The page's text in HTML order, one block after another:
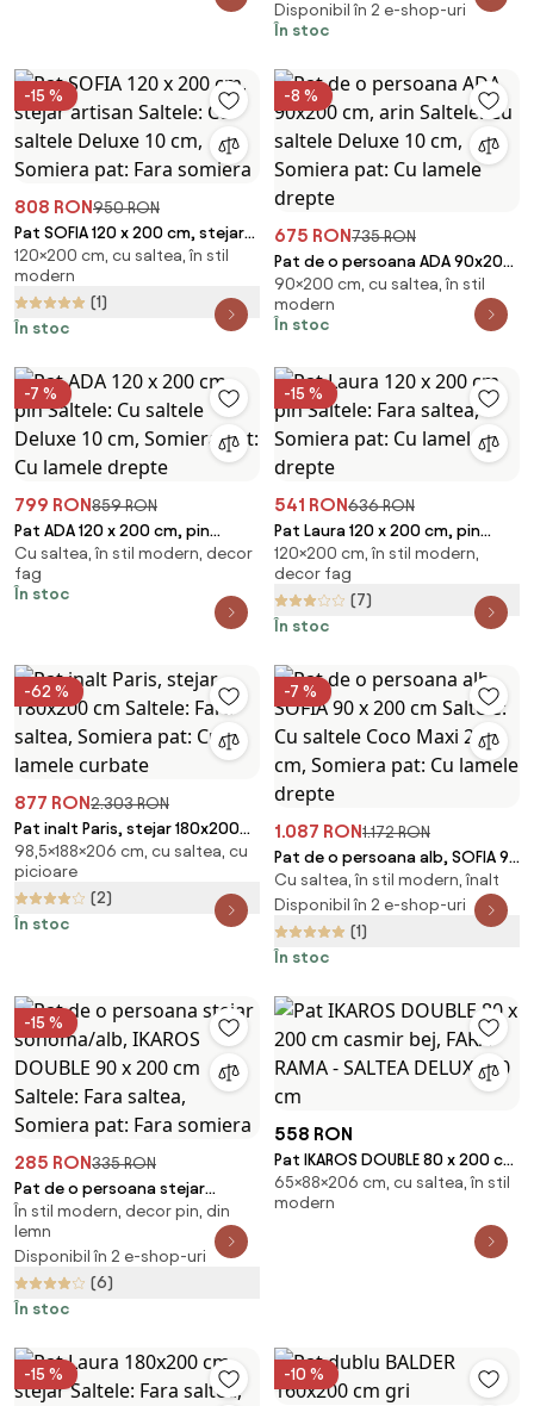
somiera
Disponibil în 2 e-shop-uri
În stoc
-15 %
808 RON950 RON
Pat SOFIA 120 x 200 cm, stejar
artisan Saltele: Cu saltele
Deluxe 10 cm, Somiera pat: Fara
somiera
120×200 cm, cu saltea, în stil
modern
(1)
În stoc
-8 %
675 RON735 RON
Pat de o persoana ADA 90x200
cm, arin Saltele: Cu saltele
Deluxe 10 cm, Somiera pat: Cu
lamele drepte
90×200 cm, cu saltea, în stil
modern
În stoc
-7 %
799 RON859 RON
Pat ADA 120 x 200 cm, pin
Saltele: Cu saltele Deluxe 10
cm, Somiera pat: Cu lamele
drepte
Cu saltea, în stil modern, decor
fag
În stoc
-15 %
541 RON636 RON
Pat Laura 120 x 200 cm, pin
Saltele: Fara saltea, Somiera
pat: Cu lamele drepte
120×200 cm, în stil modern,
decor fag
(7)
În stoc
-62 %
877 RON2.303 RON
Pat inalt Paris, stejar 180x200
cm Saltele: Fara saltea, Somiera
pat: Cu lamele curbate
98,5×188×206 cm, cu saltea, cu
picioare
(2)
În stoc
-7 %
1.087 RON1.172 RON
Pat de o persoana alb, SOFIA 90
x 200 cm Saltele: Cu saltele
Coco Maxi 20 cm, Somiera pat:
Cu lamele drepte
Cu saltea, în stil modern, înalt
Disponibil în 2 e-shop-uri
(1)
În stoc
-15 %
285 RON335 RON
Pat de o persoana stejar
sonoma/alb, IKAROS DOUBLE 90
x 200 cm Saltele: Fara saltea,
Somiera pat: Fara somiera
În stil modern, decor pin, din
lemn
Disponibil în 2 e-shop-uri
(6)
În stoc
558 RON
Pat IKAROS DOUBLE 80 x 200 cm
casmir bej, FARA RAMA - SALTEA
DELUXE 10 cm
65×88×206 cm, cu saltea, în stil
modern
-15 % -10 %